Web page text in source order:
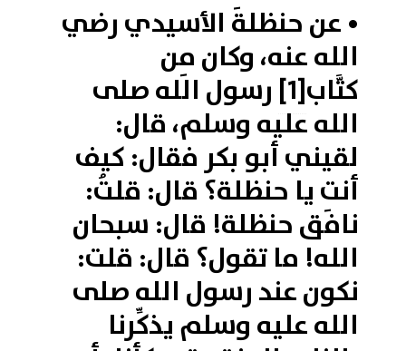
• عن حنظلةَ الأسيدي رضي
الله عنه، وكان مِن
كتَّاب[1] رسول الله صلى
الله عليه وسلم، قال:
لقيني أبو بكر فقال: كيف
أنت يا حنظلة؟ قال: قلتُ:
نافَق حنظلة! قال: سبحان
الله! ما تقول؟ قال: قلت:
نكون عند رسول الله صلى
الله عليه وسلم يذكِّرنا